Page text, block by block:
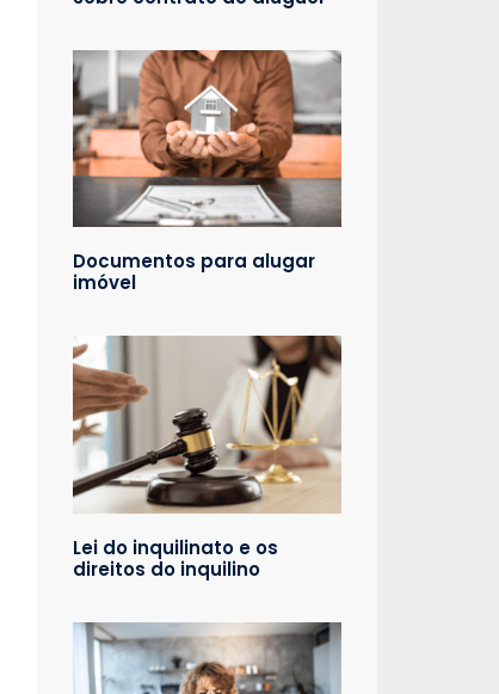
Documentos para alugar
imóvel
Lei do inquilinato e os
direitos do inquilino